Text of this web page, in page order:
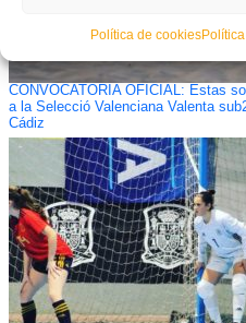
Política de cookies
CONVOCATORIA OFICIAL: Estas
a la Selecció Valenciana Valenta
Cádiz